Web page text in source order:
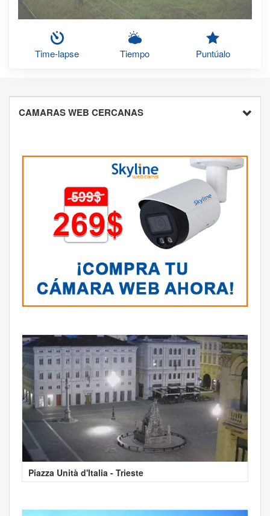
Time-lapse Tiempo Puntúalo
CAMARAS WEB CERCANAS
Piazza Unità d'Italia - Trieste